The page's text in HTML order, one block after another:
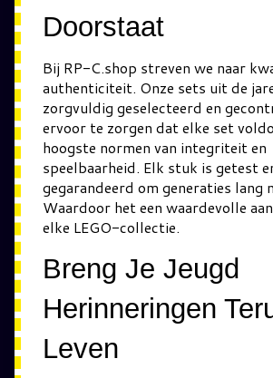
Doorstaat
Bij RP-C.shop streven we naar
authenticiteit. Onze sets uit de
zorgvuldig geselecteerd en
ervoor te zorgen dat elke set
hoogste normen van integriteit en
speelbaarheid. Elk stuk is getest
gegarandeerd om generaties lang
Waardoor het een waardevolle
elke LEGO-collectie.
Breng Je Jeugd
Herinneringen
Leven